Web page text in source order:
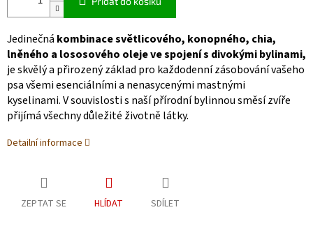
Jedinečná kombinace světlicového, konopného, ​​chia,
lněného a lososového oleje ve spojení s divokými bylinami,
je skvělý a přirozený základ pro každodenní zásobování vašeho
psa všemi esenciálními a nenasycenými mastnými
kyselinami. V souvislosti s naší přírodní bylinnou směsí zvíře
přijímá všechny důležité životně látky.
Detailní informace
ZEPTAT SE HLÍDAT SDÍLET